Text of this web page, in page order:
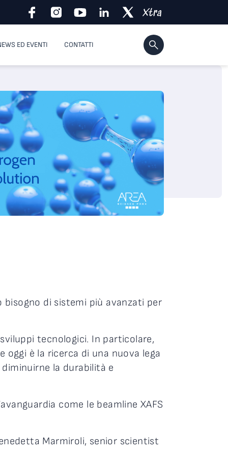
ED EVENTI CONTATTI
di sistemi più avanzati per
tecnologici. In particolare,
è la ricerca di una nuova lega
la durabilità e
come le beamline XAFS
Marmiroli, senior scientist